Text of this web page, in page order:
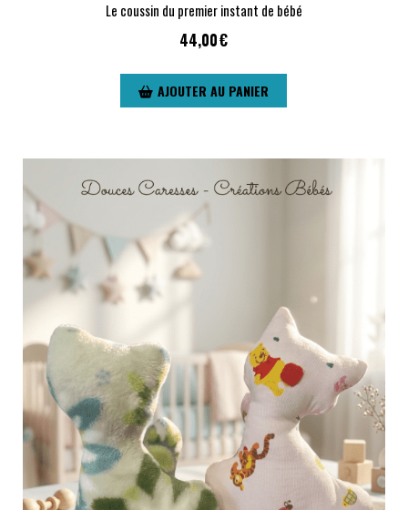
Le coussin du premier instant de bébé
44,00€
AJOUTER AU PANIER